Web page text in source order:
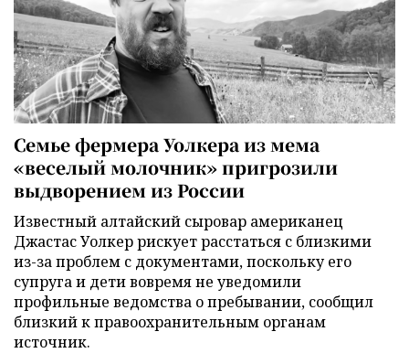
Семье фермера Уолкера из мема
«веселый молочник» пригрозили
выдворением из России
Известный алтайский сыровар американец
Джастас Уолкер рискует расстаться с близкими
из-за проблем с документами, поскольку его
супруга и дети вовремя не уведомили
профильные ведомства о пребывании, сообщил
близкий к правоохранительным органам
источник.